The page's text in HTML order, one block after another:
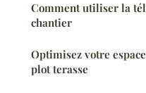
Comment utiliser la
chantier
Optimisez votre
plot terasse